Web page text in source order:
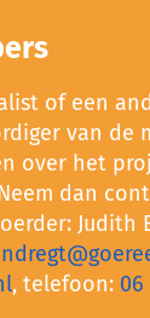
of een
van de
over het
dan
Judith
, telefoon: 06